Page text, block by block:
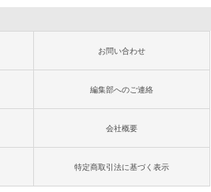
お問い合わせ
編集部へのご連絡
会社概要
特定商取引法に基づく表示